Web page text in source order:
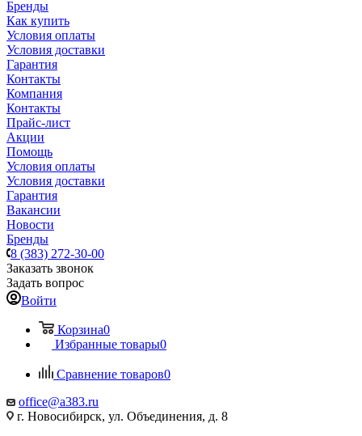
Бренды
Как купить
Условия оплаты
Условия доставки
Гарантия
Контакты
Компания
Контакты
Прайс-лист
Акции
Помощь
Условия оплаты
Условия доставки
Гарантия
Вакансии
Новости
Бренды
8 (383) 272-30-00
Заказать звонок
Задать вопрос
Войти
Корзина0
Избранные товары0
Сравнение товаров0
office@a383.ru
г. Новосибирск, ул. Объединения, д. 8